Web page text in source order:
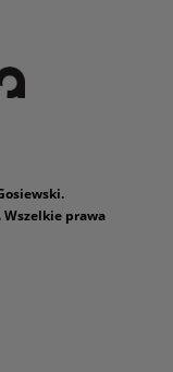
Wszelkie prawa